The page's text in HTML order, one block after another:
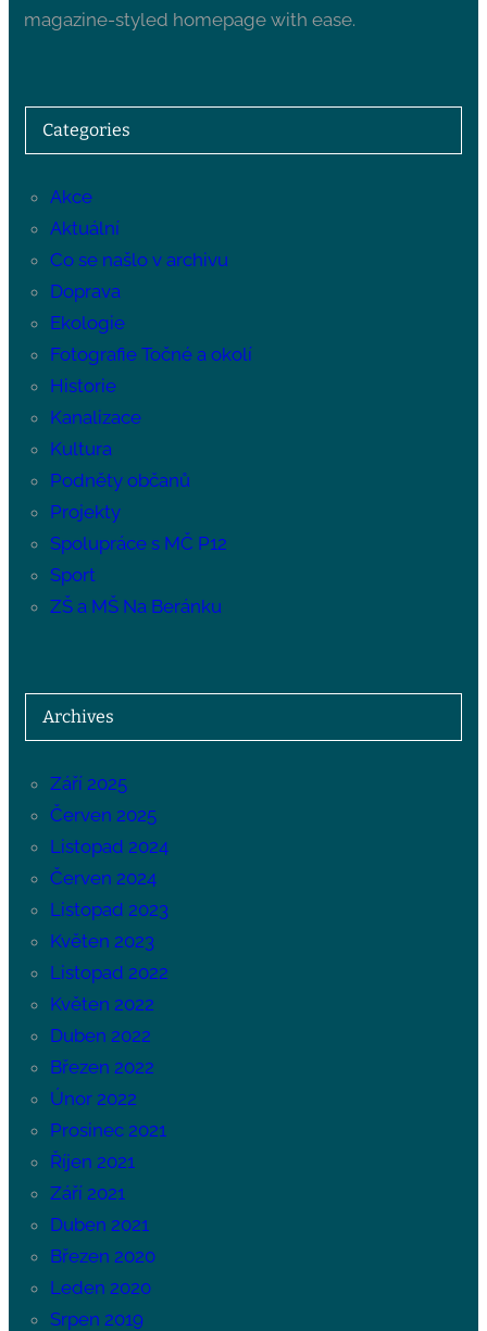
magazine-styled homepage with ease.
Categories
Akce
Aktuální
Co se našlo v archivu
Doprava
Ekologie
Fotografie Točné a okolí
Historie
Kanalizace
Kultura
Podněty občanů
Projekty
Spolupráce s MČ P12
Sport
ZŠ a MŠ Na Beránku
Archives
Září 2025
Červen 2025
Listopad 2024
Červen 2024
Listopad 2023
Květen 2023
Listopad 2022
Květen 2022
Duben 2022
Březen 2022
Únor 2022
Prosinec 2021
Říjen 2021
Září 2021
Duben 2021
Březen 2020
Leden 2020
Srpen 2019